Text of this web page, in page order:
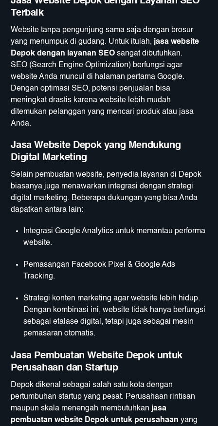
Terbaik
Website tanpa pengunjung sama saja dengan brosur
yang menumpuk di gudang. Untuk itulah, jasa website
Depok dengan layanan SEO sangat dibutuhkan.
SEO (Search Engine Optimization) berfungsi agar
website Anda muncul di halaman pertama Google.
Dengan optimasi SEO, potensi penjualan bisa
meningkat drastis karena website lebih mudah
ditemukan pelanggan yang mencari produk atau jasa
Anda.
Jasa Website Depok yang Mendukung
Digital Marketing
Selain pembuatan website, penyedia layanan di Depok
biasanya juga menawarkan integrasi dengan strategi
digital marketing. Beberapa dukungan yang bisa Anda
dapatkan antara lain:
Integrasi Google Analytics untuk memantau performa
website.
Pemasangan Facebook Pixel & Google Ads
Tracking.
Strategi konten marketing agar website lebih hidup.
Dengan kombinasi ini, website tidak hanya berfungsi
sebagai etalase digital, tetapi juga sebagai mesin
pemasaran otomatis.
Jasa Pembuatan Website Depok untuk
Perusahaan dan Startup
Depok dikenal sebagai salah satu kota dengan
pertumbuhan startup yang pesat. Perusahaan rintisan
maupun skala menengah membutuhkan jasa
pembuatan website Depok untuk perusahaan yang